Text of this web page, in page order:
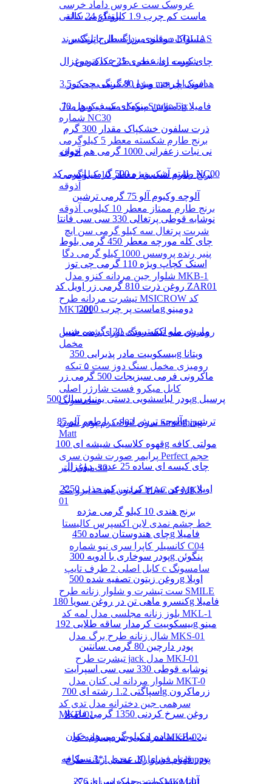
عروسک ست عروس داماد خرسی
ارتفاع 24 سانتی
دستبند مردانه طرح پلنگ برند LOLIAS
شورت زنانه نخی طرح کاکتوس
مبدل لایتنینگ به جک 3.5 mm هدفون اپل
پنکیک مک فیکس مدل Studio Fix
شماره NC30
برنج طارم شکسته معطر 5 کیلوگرمی
آذوقه
برنج طارم شکسته معطر 10 کیلوگرمی
آذوقه
برنج طارم ممتاز معطر 10 کیلویی آذوقه
شربت پرتغال سه کیلو گرمی سن ایچ
پنیر رنده پروسس 1000 کیلو گرمی دگا
شلوار جین مردانه کنزو مدل MKB-1
تیشرت مردانه طرح MSICROW کد
MKT-01
رومیزی سه تیکه سنگ دوزی شده جنس
مخمل
رومیزی مخمل سنگ دوز ست ۵ تیکه
کابل میکرو فست شارژر اصلی
سامسونگ
کرم پودر شون S02 سری Smoothing
Matt
پرایمر صورت شون سری Perfect حجم
30 میلی لیتر
صابون لیفت ابرو مک MAC کد MKS-
01
خط چشم نمدی لاین اکسپرس کالیستا
کانسیلر کاپرا سری نیو شماره C04
کابل اصلی 2 طرف تایپ c سامسونگ
ست تیشرت و شلوار زنانه طرح SMILE
بلوز زنانه مجلسی مدل لمه کد MKL-1
شال زنانه طرح برگ مدل MKS-01
تیشرت طرح jack مدل MKJ-01
شلوار مردانه لی کتان مدل MKT-0
سرهمی جین دخترانه مدل تدی کد
MKB-01
سرهمی جین پسرانه کد MKB-02
تاپ شلوارک مخمل زنانه طرح happy
مانتو چهارخانه زنانه کد MKM-01
ماست کم چرب 1.9 کیلو گرمی کاله
مسواک دوقلوی بزرگسال پاتریکس
چای کیسه ای عطری 25 عددی دوغزال
اسنک چرخی ویژه 80 گرمی چی توز
دمنوش میوه ای سیب و هل 70g فامیلا
ذرت سلفون خشکپاک مقدار 300 گرم
نی نبات زعفرانی 1000 گرمی هم خوان
رشته آشی ویژه 500 گرمی انسی کد NC00
آلوچه وکیوم آلو 75 گرمی ترشین
نوشابه قوطی پرتغالی 330 سی سی فانتا
چای کله مورچه معطر 450 گرمی بلوط
اسنک کچاپ ویژه 110 گرمی چی توز
روغن ذرت 810 گرمی زر اویل کد ZAR01
ماست پر چرب 2000g دومینو
مارش ملو اکسترودی 120 گرمی شیبا
بیسکوییت مادر پذیرایی 350g ویتانا
ماکرونی فرمی سبزیجات 500 گرمی زر
پودر لباسشویی دستی یونیورسال 500g پرسیل
آلوچه ترش لیوانی با طعم آلو 85g ترشین
قهوه کلاسیک شیشه ای 100g مولتی کافه
چای کیسه ای ساده 25 عددی دوغزال
روغن سرخ کردنی کم جذب 2250g اویلا
برنج هندی 10 کیلو گرمی مژده
چای هندوستان ساده 450g فامیلا
پودر سوخاری با ادویه 300g پنگوئن
روغن زیتون تصفیه شده 500g اویلا
کنسرو ماهی تن در روغن سویا 180g فامیلا
بیسکوییت کرمدار ساقه طلایی 192g مینو
پودر دارچین 80 گرمی سانتین
نوشابه قوطی 330 سی سی اسپرایت
اسپاگتی 1.2 رشته ای 700g زرماکرون
روغن سرخ کردنی 1350 گرمی فامیلا
نی نبات ساده 1 کیلو گرمی هم خوان
پودر قهوه فوری 10 عددی 1*3 نسکافه
بیسکوییت چمک سرای 276g آناتا